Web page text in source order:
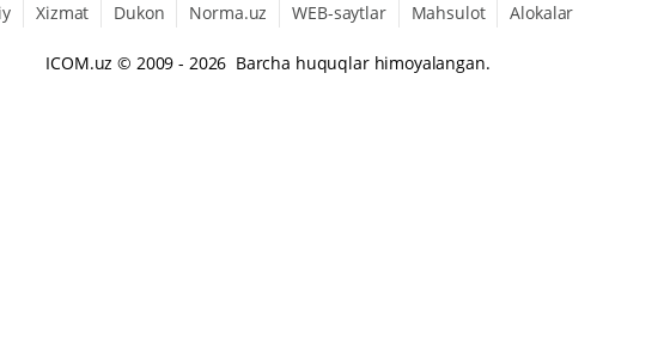
Xizmat Dukon Norma.uz WEB-saytlar Mahsulot Alokalar
ICOM.uz © 2009 - 2026 Barcha huquqlar himoyalangan.